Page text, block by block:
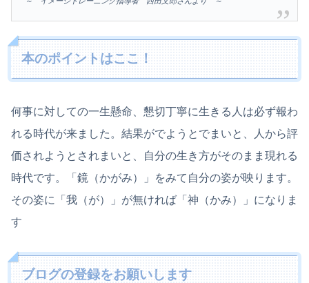
本のポイントはここ！
何事に対しての一生懸命、懇切丁寧に生きる人は必ず報わ
れる時代が来ました。結果がでようとでまいと、人から評
価されようとされまいと、自分の生き方がそのまま現れる
時代です。「鏡（かがみ）」をみて自分の姿が映ります。
その姿に「我（が）」が無ければ「神（かみ）」になりま
す
ブログの登録をお願いします